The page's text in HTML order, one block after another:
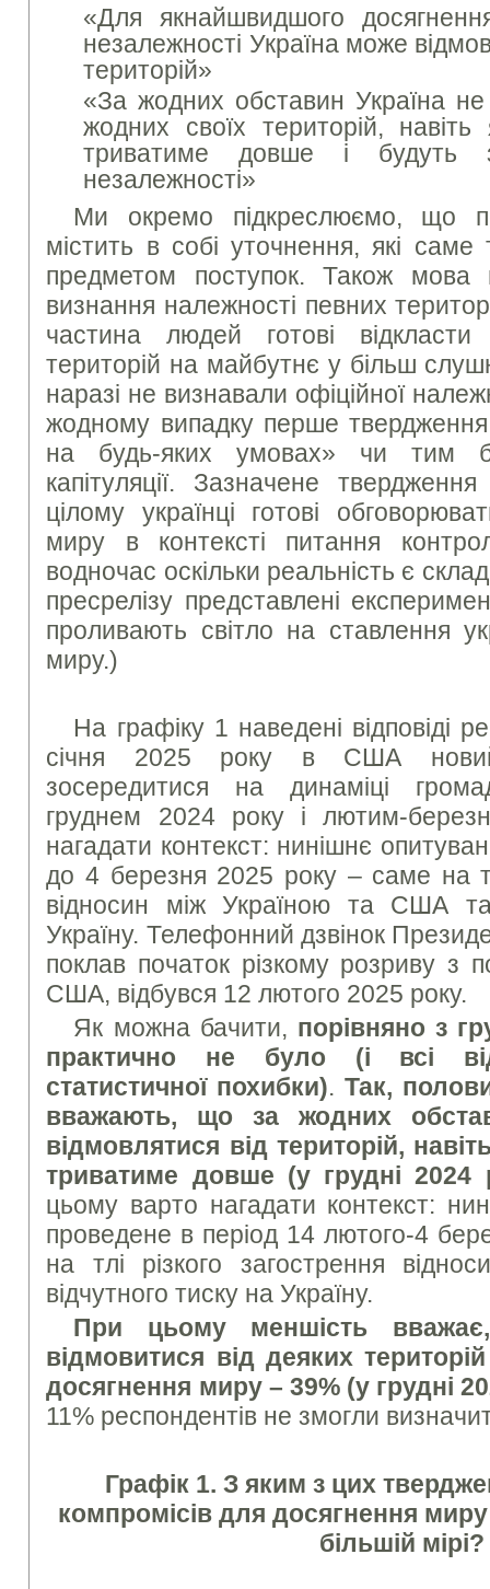
«Для якнайшвидшого
незалежності Україна може
територій»
«За жодних обставин Україна не
жодних своїх територій,
триватиме довше і будуть
незалежності»
Ми окремо підкреслюємо, що
містить в собі уточнення, які саме
предметом поступок. Також
визнання належності певних
частина людей готові
територій на майбутнє у більш
наразі не визнавали офіційної
жодному випадку перше
на будь-яких умовах» чи тим
капітуляції. Зазначене
цілому українці готові
миру в контексті питання
водночас оскільки реальність є
пресрелізу представлені
проливають світло на ставлення
миру.)
На графіку 1 наведені відповіді
січня 2025 року в США
зосередитися на динаміці
груднем 2024 року і лютим-
нагадати контекст: нинішнє
до 4 березня 2025 року – саме на
відносин між Україною та США та
Україну. Телефонний дзвінок
поклав початок різкому розриву з
США, відбувся 12 лютого 2025 року.
Як можна бачити, порівняно з
практично не було (і всі
статистичної похибки).Так,
вважають, що за жодних
відмовлятися від територій,
триватиме довше (у грудні
цьому варто нагадати контекст:
проведене в період 14 лютого-4
на тлі різкого загострення
відчутного тиску на Україну.
При цьому меншість
відмовитися від деяких
досягнення миру – 39% (у грудні
11% респондентів не змогли
Графік 1. З яким з цих
компромісів для досягнення
більшій мірі?